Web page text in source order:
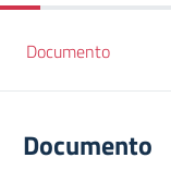
Documento
Documento